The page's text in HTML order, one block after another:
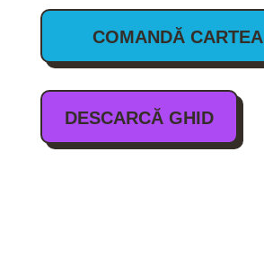
COMANDĂ CARTEA
DESCARCĂ GHID